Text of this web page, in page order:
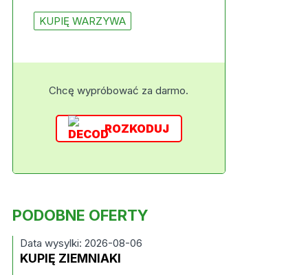
KUPIĘ WARZYWA
Chcę wypróbować za darmo.
ROZKODUJ
PODOBNE OFERTY
Data wysylki: 2026-08-06
KUPIĘ ZIEMNIAKI